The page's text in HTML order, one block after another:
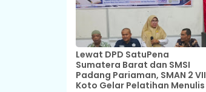
Lewat DPD SatuPena
Sumatera Barat dan SMSI
Padang Pariaman, SMAN 2 VII
Koto Gelar Pelatihan Menulis